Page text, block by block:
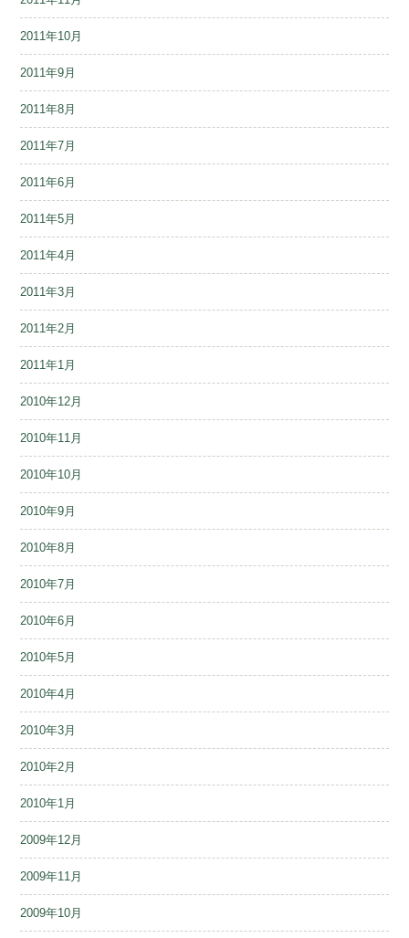
2011年10月
2011年9月
2011年8月
2011年7月
2011年6月
2011年5月
2011年4月
2011年3月
2011年2月
2011年1月
2010年12月
2010年11月
2010年10月
2010年9月
2010年8月
2010年7月
2010年6月
2010年5月
2010年4月
2010年3月
2010年2月
2010年1月
2009年12月
2009年11月
2009年10月